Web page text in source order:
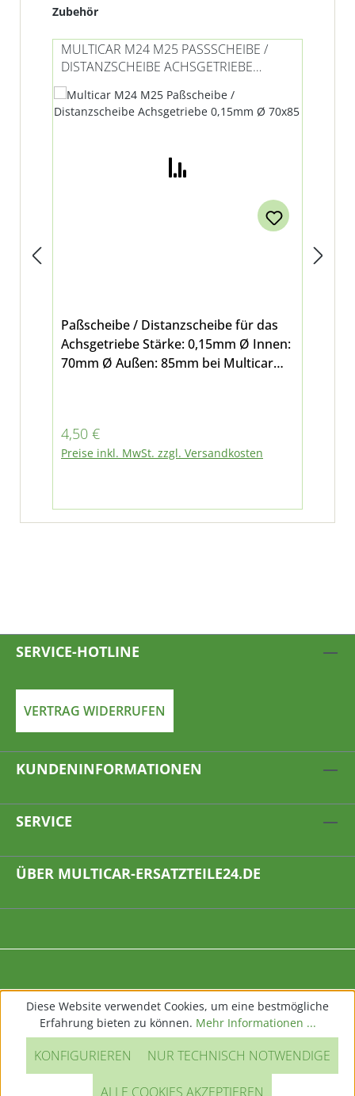
Produktgalerie überspringen
Zubehör
MULTICAR M24 M25 PASSSCHEIBE / D
ISTANZSCHEIBE ACHSGETRIEBE 0
,15MM Ø 70X85
Paßscheibe / Distanzscheibe für das
Achsgetriebe Stärke: 0,15mm Ø Innen:
70mm Ø Außen: 85mm bei Multicar
Regulärer Preis:
4,50 €
Preise inkl. MwSt. zzgl. Versandkosten
SERVICE-HOTLINE
VERTRAG WIDERRUFEN
KUNDENINFORMATIONEN
SERVICE
ÜBER MULTICAR-ERSATZTEILE24.DE
Diese Website verwendet Cookies, um eine bestmögliche
Erfahrung bieten zu können. Mehr Informationen ...
NUR TECHNISCH NOTWENDIGE
KONFIGURIEREN
ALLE COOKIES AKZEPTIEREN